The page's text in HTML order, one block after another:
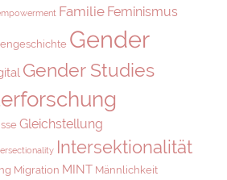
Familie Feminismus
Gender
Gender Studies
Gleichstellung
Intersektionalität
Migration MINT Männlichkeit